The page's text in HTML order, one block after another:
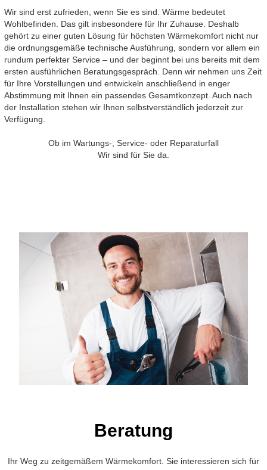
Wir sind erst zufrieden, wenn Sie es sind. Wärme bedeutet
Wohlbefinden. Das gilt insbesondere für Ihr Zuhause. Deshalb
gehört zu einer guten Lösung für höchsten Wärmekomfort nicht nur
die ordnungsgemäße technische Ausführung, sondern vor allem ein
rundum perfekter Service – und der beginnt bei uns bereits mit dem
ersten ausführlichen Beratungsgespräch. Denn wir nehmen uns Zeit
für Ihre Vorstellungen und entwickeln anschließend in enger
Abstimmung mit Ihnen ein passendes Gesamtkonzept. Auch nach
der Installation stehen wir Ihnen selbstverständlich jederzeit zur
Verfügung.
Ob im Wartungs-, Service- oder Reparaturfall
Wir sind für Sie da.
Beratung
Ihr Weg zu zeitgemäßem Wärmekomfort. Sie interessieren sich für